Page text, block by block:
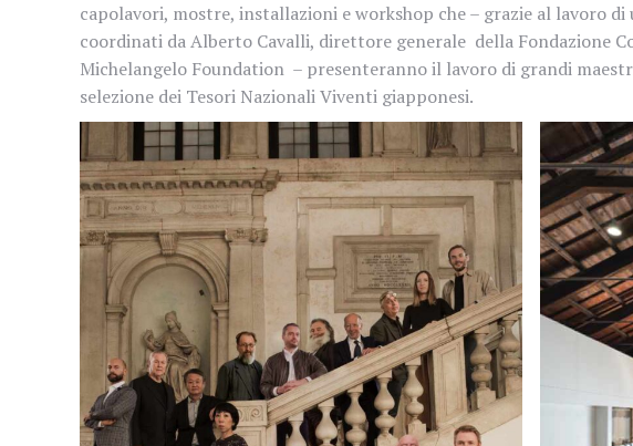
capolavori, mostre, installazioni e workshop che – grazie al lavoro
coordinati da Alberto Cavalli, direttore generale della Fondazione
Michelangelo Foundation – presenteranno il lavoro di grandi
selezione dei Tesori Nazionali Viventi giapponesi.